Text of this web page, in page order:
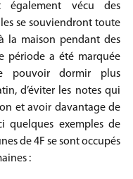
également vécu des
se souviendront toute
à la maison pendant des
période a été marquée
dormir plus
d’éviter les notes qui
et avoir davantage de
quelques exemples de
de 4F se sont occupés
: